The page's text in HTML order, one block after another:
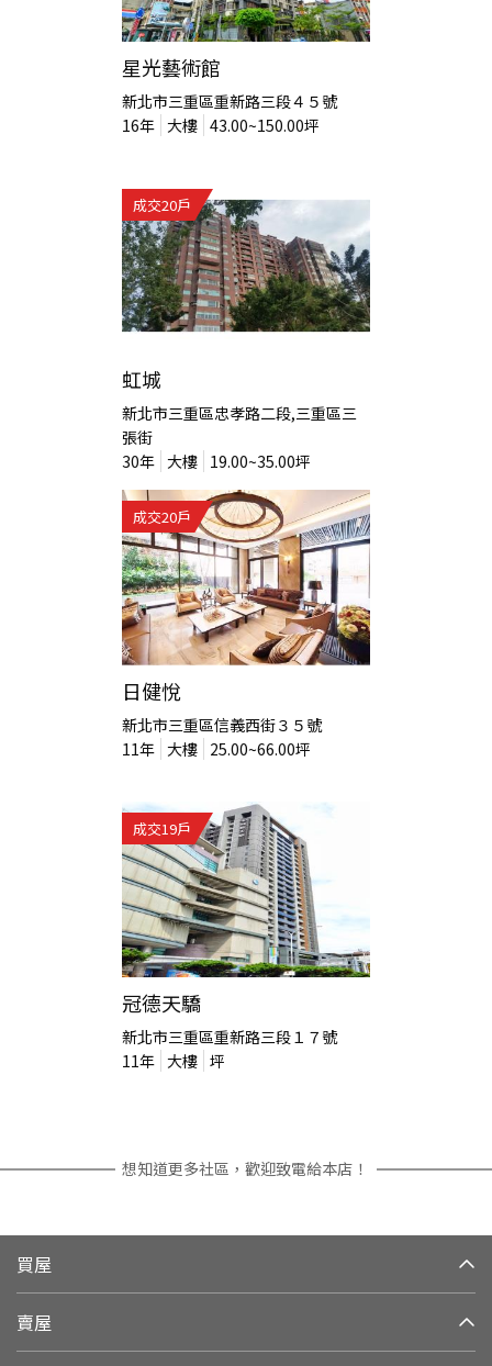
星光藝術館
新北市三重區重新路三段４５號
16年 大樓 43.00~150.00坪
成交20戶
虹城
新北市三重區忠孝路二段,三重區三
張街
30年 大樓 19.00~35.00坪
成交20戶
日健悅
新北市三重區信義西街３５號
11年 大樓 25.00~66.00坪
成交19戶
冠德天驕
新北市三重區重新路三段１７號
11年 大樓 坪
想知道更多社區，歡迎致電給本店！
買屋
賣屋